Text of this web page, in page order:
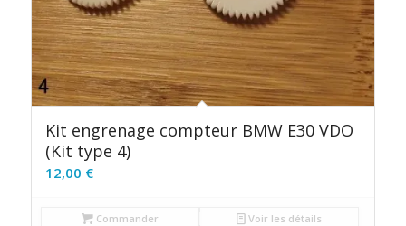
Kit engrenage compteur BMW E30 VDO
(Kit type 4)
12,00 €
Commander Voir les détails